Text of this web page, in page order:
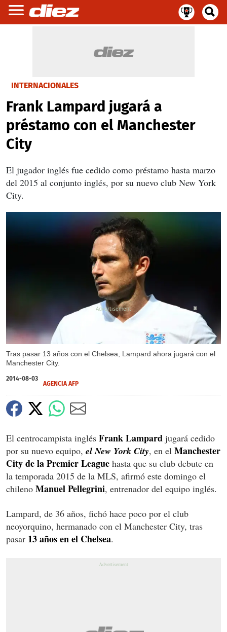
INTERNACIONALES
Frank Lampard jugará a
préstamo con el Manchester
City
El jugador inglés fue cedido como préstamo hasta marzo
del 2015 al conjunto inglés, por su nuevo club New York
City.
Tras pasar 13 años con el Chelsea, Lampard ahora jugará con el
Manchester City.
X
2014-08-03
AGENCIA AFP
El centrocampista inglés Frank Lampard jugará cedido
por su nuevo equipo, el New York City, en el Manchester
City de la Premier League hasta que su club debute en
la temporada 2015 de la MLS, afirmó este domingo el
chileno Manuel Pellegrini, entrenador del equipo inglés.
Lampard, de 36 años, fichó hace poco por el club
neoyorquino, hermanado con el Manchester City, tras
pasar 13 años en el Chelsea.